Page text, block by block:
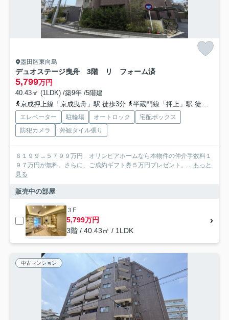
墨田区東向島
デュオステージ曳舟 3階 リ フォーム済
5,799万円
40.43㎡ (1LDK) /築9年 /5階建
京成押上線「京成曳舟」駅 徒歩3分
半蔵門線「押上」駅 徒歩19分
エレベーター 駐輪場 オートロック
宅配ボックス
防犯カメラ
外観タイル張り
６１９９→５７９９万円 オリンピアホームなら本物件の仲介手数料１
９７万円が無料。さらに、ご成約ギフト券５万円プレゼント。... もっと
見る
販売中の部屋
３F
5,799万円
3階 / 40.43㎡ / 1LDK
中古マンション